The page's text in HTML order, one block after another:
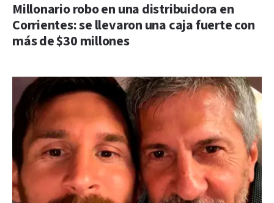
Millonario robo en una distribuidora en
Corrientes: se llevaron una caja fuerte con
más de $30 millones